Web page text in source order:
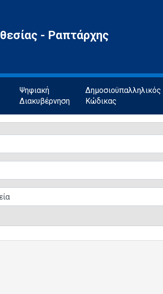
- Ραπτάρχης
Ψηφιακή
Διακυβέρνηση
Δημοσιοϋπαλληλικός
Κώδικας